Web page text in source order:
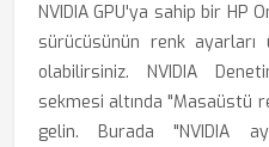
NVIDIA GPU'ya sahip bir HP
sürücüsünün renk
olabilirsiniz. NVIDIA
sekmesi altında "Masaüstü
gelin. Burada "NVIDIA